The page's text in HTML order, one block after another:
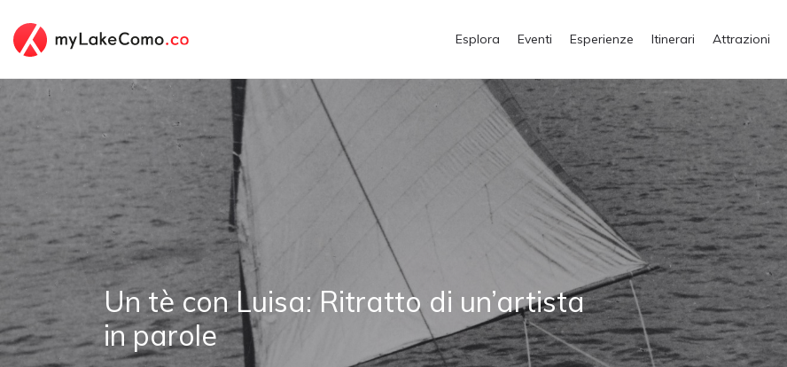
Esplora Eventi Esperienze Itinerari Attrazioni
Un tè con Luisa: Ritratto di un’artista
in parole